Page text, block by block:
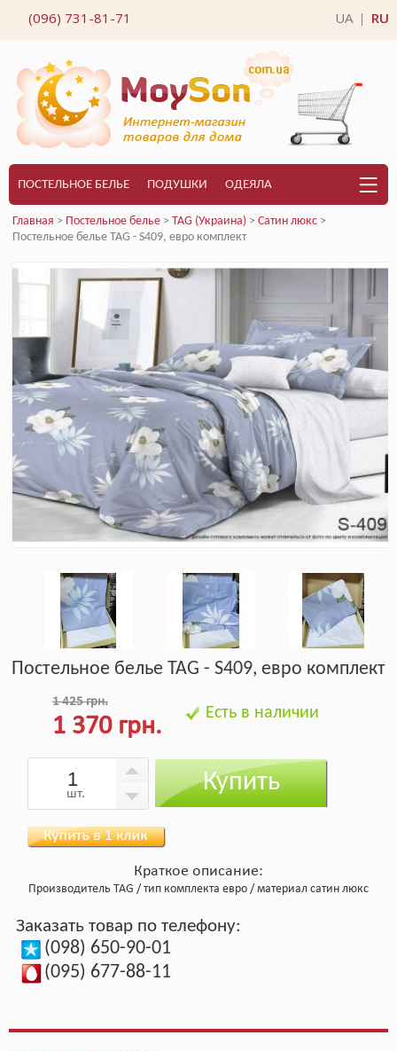
(096) 731-81-71 UA RU
ПОСТЕЛЬНОЕ БЕЛЬЕ ПОДУШКИ ОДЕЯЛА
Главная > Постельное белье > TAG (Украина) > Сатин люкс >
Постельное белье TAG - S409, евро комплект
Постельное белье TAG - S409, евро комплект
1 425 грн.
1 370 грн. Есть в наличии
шт. Купить
Краткое описание:
Производитель TAG тип комплекта евро материал сатин люкс
Заказать товар по телефону:
(098) 650-90-01
(095) 677-88-11